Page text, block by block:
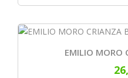
EMILIO MORO